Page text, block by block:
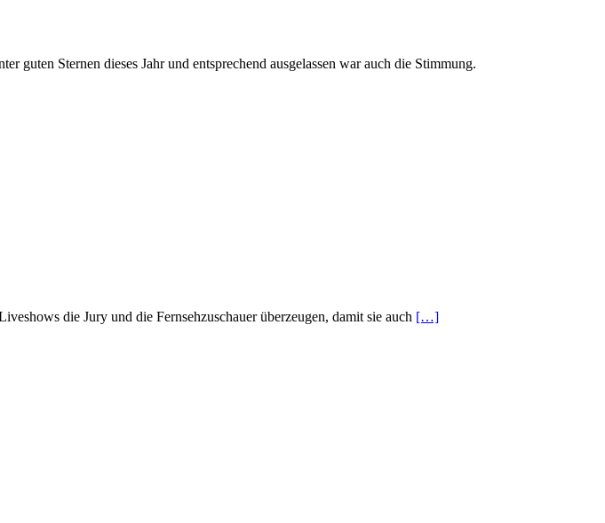
guten Sternen dieses Jahr und entsprechend ausgelassen war auch die Stimmung.
die Jury und die Fernsehzuschauer überzeugen, damit sie auch […]